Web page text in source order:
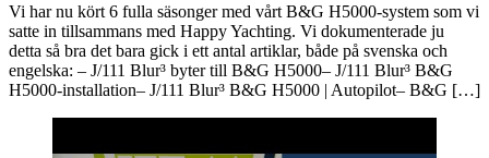
Vi har nu kört 6 fulla säsonger med vårt B&G H5000-system som vi
satte in tillsammans med Happy Yachting. Vi dokumenterade ju
detta så bra det bara gick i ett antal artiklar, både på svenska och
engelska: – J/111 Blur³ byter till B&G H5000– J/111 Blur³ B&G
H5000-installation– J/111 Blur³ B&G H5000 | Autopilot– B&G […]